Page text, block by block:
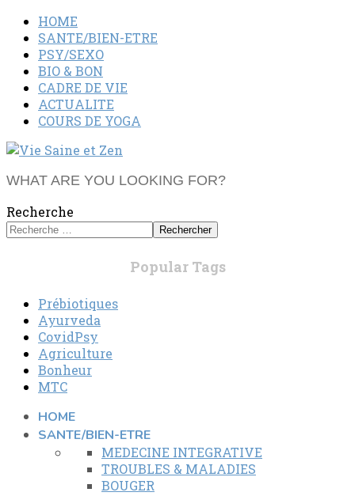
HOME
SANTE/BIEN-ETRE
PSY/SEXO
BIO & BON
CADRE DE VIE
ACTUALITE
COURS DE YOGA
WHAT ARE YOU LOOKING FOR?
Recherche
Rechercher
Popular Tags
Prébiotiques
Ayurveda
CovidPsy
Agriculture
Bonheur
MTC
HOME
SANTE/BIEN-ETRE
MEDECINE INTEGRATIVE
TROUBLES & MALADIES
BOUGER